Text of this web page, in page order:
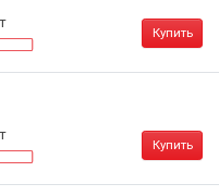
Купить
Купить